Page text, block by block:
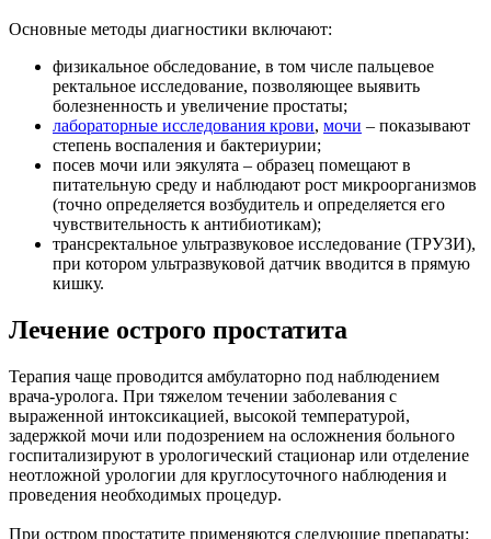
Основные методы диагностики включают:
физикальное обследование, в том числе пальцевое
ректальное исследование, позволяющее выявить
болезненность и увеличение простаты;
лабораторные исследования крови, мочи – показывают
степень воспаления и бактериурии;
посев мочи или эякулята – образец помещают в
питательную среду и наблюдают рост микроорганизмов
(точно определяется возбудитель и определяется его
чувствительность к антибиотикам);
трансректальное ультразвуковое исследование (ТРУЗИ),
при котором ультразвуковой датчик вводится в прямую
кишку.
Лечение острого простатита
Терапия чаще проводится амбулаторно под наблюдением
врача-уролога. При тяжелом течении заболевания с
выраженной интоксикацией, высокой температурой,
задержкой мочи или подозрением на осложнения больного
госпитализируют в урологический стационар или отделение
неотложной урологии для круглосуточного наблюдения и
проведения необходимых процедур.
При остром простатите применяются следующие препараты: